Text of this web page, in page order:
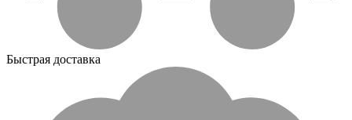
Быстрая доставка